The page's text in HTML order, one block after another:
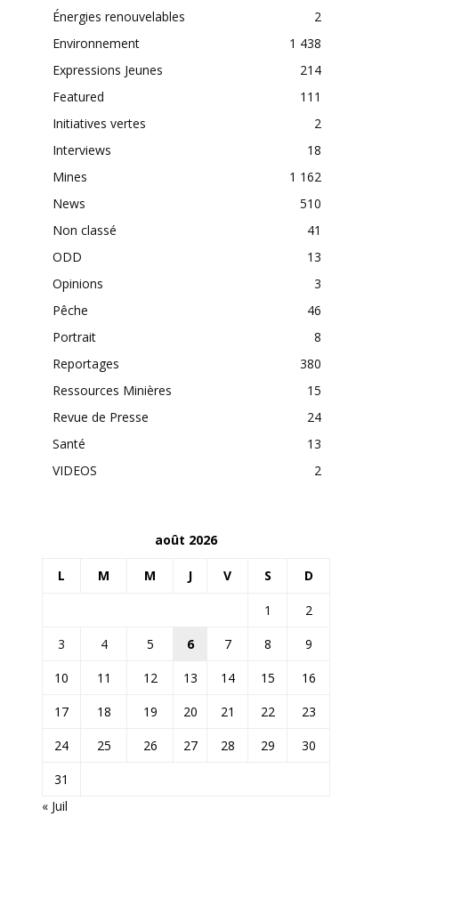
Énergies renouvelables
2
Environnement
1 438
Expressions Jeunes
214
Featured
111
Initiatives vertes
2
Interviews
18
Mines
1 162
News
510
Non classé
41
ODD
13
Opinions
3
Pêche
46
Portrait
8
Reportages
380
Ressources Minières
15
Revue de Presse
24
Santé
13
VIDEOS
2
août 2026
L M M J V S D
1
2
3
4 5 6 7 8
9
10
11 12 13 14 15
16
17
18 19 20 21 22
23
24
25 26 27 28 29
30
31
« Juil